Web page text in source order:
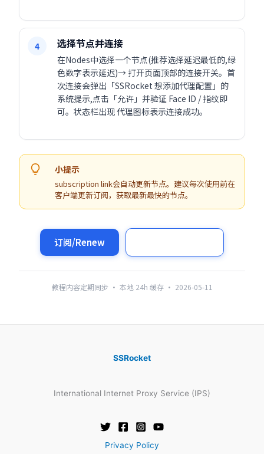
4 选择节点并连接
在Nodes中选择一个节点(推荐选择延迟最低的,绿
色数字表示延迟)→ 打开页面顶部的连接开关。首
次连接会弹出「SSRocket 想添加代理配置」的
系统提示,点击「允许」并验证 Face ID / 指纹即
可。状态栏出现 代理图标表示连接成功。
小提示
subscription link会自动更新节点。建议每次使用前在
客户端更新订阅，获取最新最快的节点。
订阅/Renew
教程内容定期同步 · 本地 24h 缓存 · 2026-05-11
SSRocket
International Internet Proxy Service (IPS)
Privacy Policy